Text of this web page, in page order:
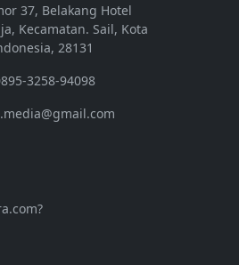
37, Belakang Hotel
Kecamatan. Sail, Kota
28131
3258-94098